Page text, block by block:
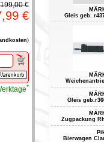
199,00 €
€
)
*
Gleis geb.
Gleis
Zugpackung
Bierwagen